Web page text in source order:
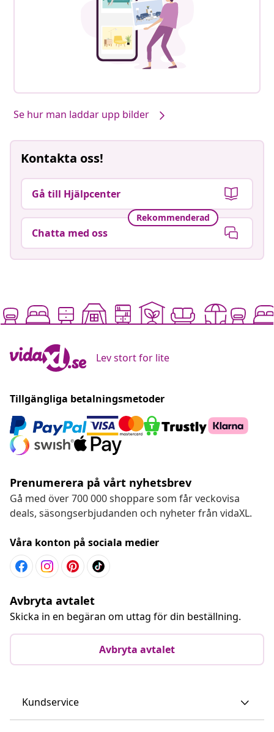
Se hur man laddar upp bilder
Kontakta oss!
Gå till Hjälpcenter
Rekommenderad
Chatta med oss
Lev stort for lite
Tillgängliga betalningsmetoder
Prenumerera på vårt nyhetsbrev
Gå med över 700 000 shoppare som får veckovisa
deals, säsongserbjudanden och nyheter från vidaXL.
Våra konton på sociala medier
Avbryta avtalet
Skicka in en begäran om uttag för din beställning.
Avbryta avtalet
Kundservice